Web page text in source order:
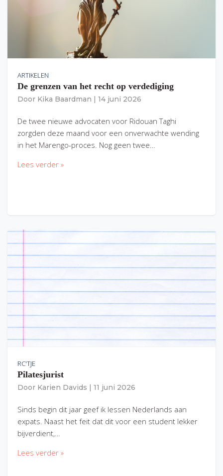
ARTIKELEN
De grenzen van het recht op verdediging
Door Kika Baardman 14 juni 2026
De twee nieuwe advocaten voor Ridouan Taghi
zorgden deze maand voor een onverwachte wending
in het Marengo-proces. Nog geen twee…
Lees verder »
RC'TJE
Pilatesjurist
Door Karien Davids 11 juni 2026
Sinds begin dit jaar geef ik lessen Nederlands aan
expats. Naast het feit dat dit voor een student lekker
bijverdient,…
Lees verder »